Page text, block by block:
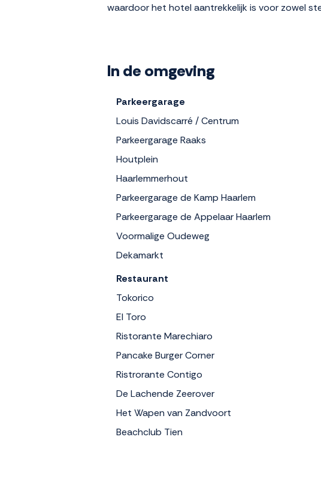
waardoor het hotel aantrekkelijk is voor zowel
In de omgeving
Parkeergarage
Louis Davidscarré / Centrum
Parkeergarage Raaks
Houtplein
Haarlemmerhout
Parkeergarage de Kamp Haarlem
Parkeergarage de Appelaar Haarlem
Voormalige Oudeweg
Dekamarkt
Restaurant
Tokorico
El Toro
Ristorante Marechiaro
Pancake Burger Corner
Ristrorante Contigo
De Lachende Zeerover
Het Wapen van Zandvoort
Beachclub Tien